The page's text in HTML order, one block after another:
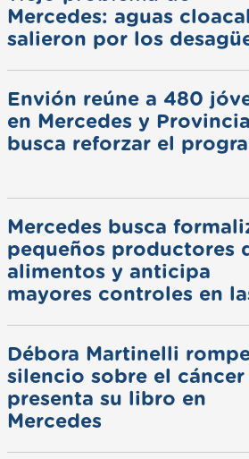
Mercedes: aguas
salieron por los
Envión reúne a 480
en Mercedes y Provincia
busca reforzar el
Mercedes busca
pequeños productores
alimentos y anticipa
mayores controles en
Débora Martinelli rompe
silencio sobre el cáncer
presenta su libro en
Mercedes